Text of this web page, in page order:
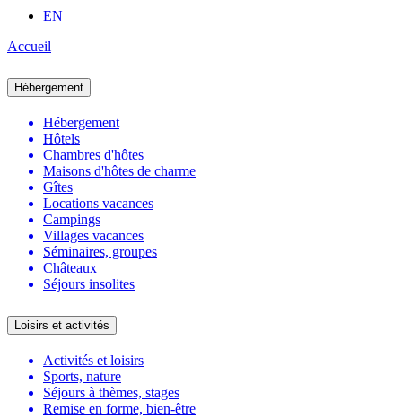
EN
Accueil
Hébergement
Hébergement
Hôtels
Chambres d'hôtes
Maisons d'hôtes de charme
Gîtes
Locations vacances
Campings
Villages vacances
Séminaires, groupes
Châteaux
Séjours insolites
Loisirs et activités
Activités et loisirs
Sports, nature
Séjours à thèmes, stages
Remise en forme, bien-être